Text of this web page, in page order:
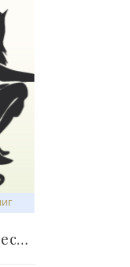
25 лучших научно-фантастических книг всех времен..